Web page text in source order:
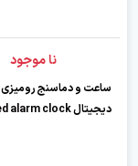
نا موجود
ساعت و دماسنج رومیزی
دیجیتال 3d led alarm clock